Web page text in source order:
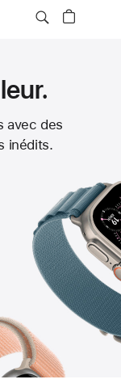
avec des
inédits.